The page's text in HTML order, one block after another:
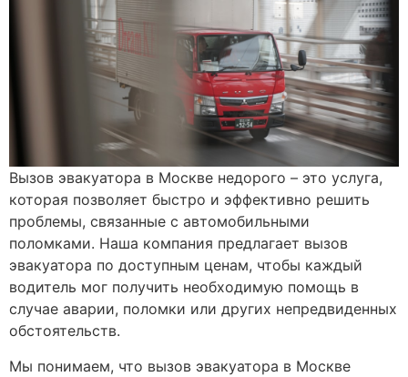
Вызов эвакуатора в Москве недорого – это услуга,
которая позволяет быстро и эффективно решить
проблемы, связанные с автомобильными
поломками. Наша компания предлагает вызов
эвакуатора по доступным ценам, чтобы каждый
водитель мог получить необходимую помощь в
случае аварии, поломки или других непредвиденных
обстоятельств.
Мы понимаем, что вызов эвакуатора в Москве